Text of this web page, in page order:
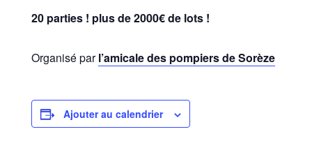
20 parties ! plus de 2000€ de lots !
Organisé parl’amicale des pompiers de Sorèze
Ajouter au calendrier